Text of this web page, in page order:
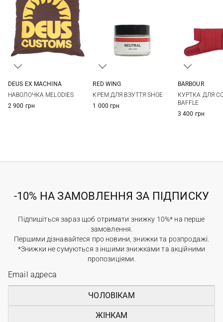
DEUS EX MACHINА
НАВОЛОЧКА MELODIES
2 900 грн
RED WING
КРЕМ ДЛЯ ВЗУТТЯ SHOE
1 000 грн
BARBOUR
КУРТКА ДЛЯ
BAFFLE
3 400 грн
-10% НА ЗАМОВЛЕННЯ ЗА ПІДПИСКУ
Підпишіться зараз щоб отримати знижку 10%* на перше
замовлення.
Першими дізнавайтеся про новини, знижки та розпродажі.
*Знижки не сумуються з іншими знижками та акційними
пропозиціями.
ЧОЛОВІКАМ
ЖІНКАМ